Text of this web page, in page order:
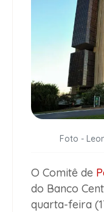
Foto -
O Comitê de
do Banco
quarta-feira